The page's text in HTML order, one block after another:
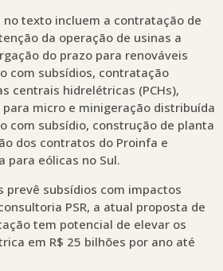
texto incluem a contratação de
da operação de usinas a
do prazo para renováveis
com subsídios, contratação
centrais hidrelétricas (PCHs),
micro e minigeração distribuída
com subsídio, construção de planta
dos contratos do Proinfa e
para eólicas no Sul.
prevê subsídios com impactos
PSR, a atual proposta de
tem potencial de elevar os
em R$ 25 bilhões por ano até